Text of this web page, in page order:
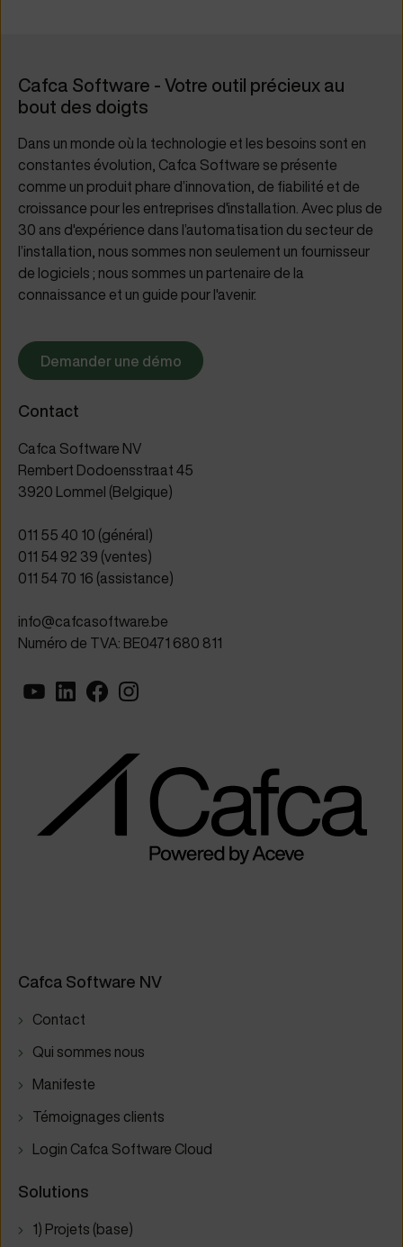
Cafca Software - Votre outil précieux au
bout des doigts
Dans un monde où la technologie et les besoins sont en
constantes évolution, Cafca Software se présente
comme un produit phare d’innovation, de fiabilité et de
croissance pour les entreprises d'installation. Avec plus de
30 ans d'expérience dans l’automatisation du secteur de
l’installation, nous sommes non seulement un fournisseur
de logiciels ; nous sommes un partenaire de la
connaissance et un guide pour l'avenir.
Demander une démo
Contact
Cafca Software NV
Rembert Dodoensstraat 45
3920 Lommel (Belgique)
011 55 40 10 (général)
011 54 92 39 (ventes)
011 54 70 16 (assistance)
info@cafcasoftware.be
Numéro de TVA: BE0471 680 811
Cafca Software NV
Contact
Qui sommes nous
Manifeste
Témoignages clients
Login Cafca Software Cloud
Solutions
1) Projets (base)